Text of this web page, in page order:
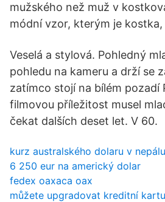
mužského než muž v
módní vzor, kterým je
Veselá a stylová. Pohledný
pohledu na kameru a drží se
zatímco stojí na bílém pozadí
filmovou příležitost musel
čekat dalších deset let. V 60.
kurz australského dolaru v nepálu
6 250 eur na americký dolar
fedex oaxaca oax
můžete upgradovat kreditní kartu